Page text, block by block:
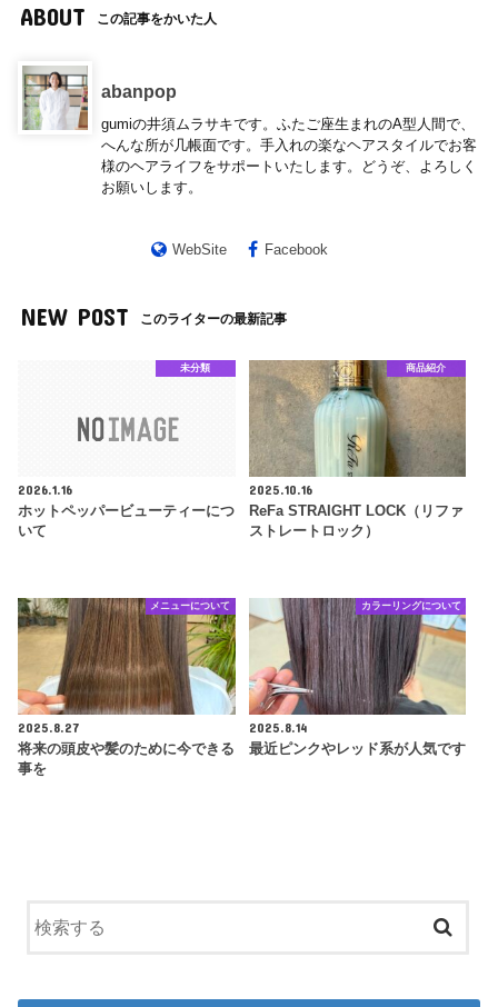
ABOUT この記事をかいた人
abanpop
gumiの井須ムラサキです。ふたご座生まれのA型人間で、
へんな所が几帳面です。手入れの楽なヘアスタイルでお客
様のヘアライフをサポートいたします。どうぞ、よろしく
お願いします。
WebSite Facebook
NEW POST このライターの最新記事
未分類
2026.1.16
ホットペッパービューティーにつ
いて
商品紹介
2025.10.16
ReFa STRAIGHT LOCK（リファ
ストレートロック）
メニューについて
2025.8.27
将来の頭皮や髪のために今できる
事を
カラーリングについて
2025.8.14
最近ピンクやレッド系が人気です